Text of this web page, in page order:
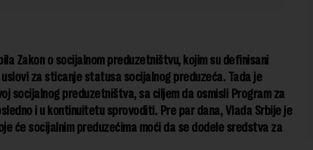
Zakon o socijalnom preduzetništvu, kojim su definisani
za sticanje statusa socijalnog preduzeća. Tada je
socijalnog preduzetništva, sa ciljem da osmisli Program za
i u kontinuitetu sprovoditi. Pre par dana, Vlada Srbije je
će socijalnim preduzećima moći da se dodele sredstva za